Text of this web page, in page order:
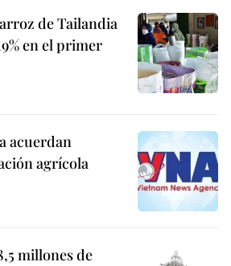
de Tailandia
en el primer
acuerdan
agrícola
millones de